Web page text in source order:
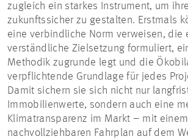
zugleich ein starkes Instrument, um
zukunftssicher zu gestalten. Erstmals
eine verbindliche Norm verweisen, die
verständliche Zielsetzung formuliert,
Methodik zugrunde legt und die
verpflichtende Grundlage für jedes
Damit sichern sie sich nicht nur
Immobilienwerte, sondern auch eine
Klimatransparenz im Markt – mit einem
nachvollziehbaren Fahrplan auf dem